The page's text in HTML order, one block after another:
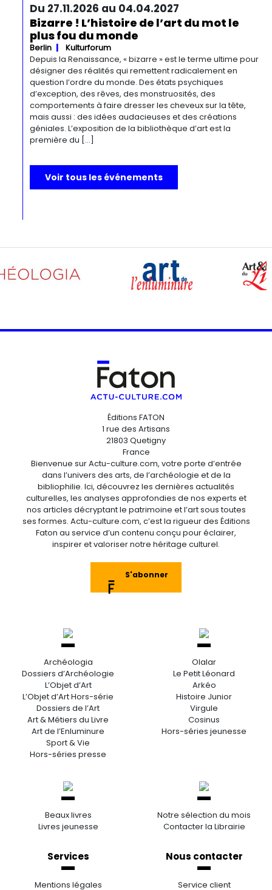
Du 27.11.2026 au 04.04.2027
Bizarre ! L’histoire de l’art du mot le
plus fou du monde
Berlin
Kulturforum
Depuis la Renaissance, « bizarre » est le terme ultime pour
désigner des réalités qui remettent radicalement en
question l’ordre du monde. Des états psychiques
d’exception, des rêves, des monstruosités, des
comportements à faire dresser les cheveux sur la tête,
mais aussi : des idées audacieuses et des créations
géniales. L’exposition de la bibliothèque d’art est la
première du […]
Voir tous les événements
Éditions FATON
1 rue des Artisans
21803 Quetigny
France
Bienvenue sur Actu-culture.com, votre porte d’entrée
dans l’univers des arts, de l’archéologie et de la
bibliophilie. Ici, découvrez les dernières actualités
culturelles, les analyses approfondies de nos experts et
nos articles décryptant le patrimoine et l’art sous toutes
ses formes. Actu-culture.com, c’est la rigueur des Éditions
Faton au service d’un contenu conçu pour éclairer,
inspirer et valoriser notre héritage culturel.
S'abonner
Archéologia
Dossiers d’Archéologie
L’Objet d’Art
L’Objet d’Art Hors-série
Dossiers de l’Art
Art & Métiers du Livre
Art de l’Enluminure
Sport & Vie
Hors-séries presse
Olalar
Le Petit Léonard
Arkéo
Histoire Junior
Virgule
Cosinus
Hors-séries jeunesse
Beaux livres
Livres jeunesse
Notre sélection du mois
Contacter la Librairie
Services
Mentions légales
Nous contacter
Service client